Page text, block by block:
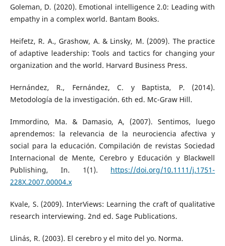
Goleman, D. (2020). Emotional intelligence 2.0: Leading with
empathy in a complex world. Bantam Books.
Heifetz, R. A., Grashow, A. & Linsky, M. (2009). The practice
of adaptive leadership: Tools and tactics for changing your
organization and the world. Harvard Business Press.
Hernández, R., Fernández, C. y Baptista, P. (2014).
Metodología de la investigación. 6th ed. Mc-Graw Hill.
Immordino, Ma. & Damasio, A, (2007). Sentimos, luego
aprendemos: la relevancia de la neurociencia afectiva y
social para la educación. Compilación de revistas Sociedad
Internacional de Mente, Cerebro y Educación y Blackwell
Publishing, In. 1(1). https://doi.org/10.1111/j.1751-
228X.2007.00004.x
Kvale, S. (2009). InterViews: Learning the craft of qualitative
research interviewing. 2nd ed. Sage Publications.
Llinás, R. (2003). El cerebro y el mito del yo. Norma.